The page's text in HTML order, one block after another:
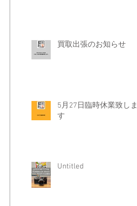
買取出張のお知らせ
5月27日臨時休業致しま
す
Untitled